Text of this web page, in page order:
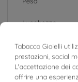
Lunghezza
Larghezza
Spessore
Tabacco Gioielli
prestazioni, social
L'accettazione dei
offrire una